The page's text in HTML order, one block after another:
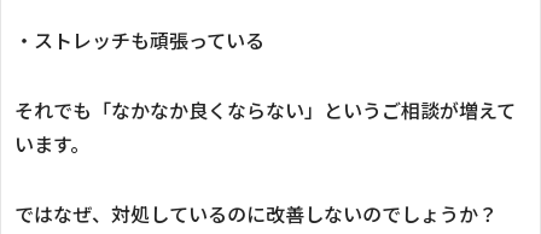
・ストレッチも頑張っている
それでも「なかなか良くならない」というご相談が増えて
います。
ではなぜ、対処しているのに改善しないのでしょうか？